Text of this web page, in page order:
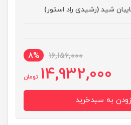
شید (رشیدی راد استور)
16,156,000
8%
14,932,000 تومان